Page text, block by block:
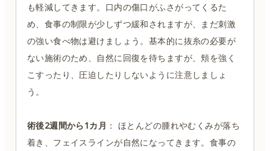
も軽減してきます。口内の傷口がふさがってくるた
め、食事の制限が少しずつ緩和されますが、まだ刺激
の強い食べ物は避けましょう。基本的に抜糸の必要が
ない施術のため、自然に回復を待ちますが、頬を強く
こすったり、圧迫したりしないように注意しましょ
う。
術後2週間から1カ月 ： ほとんどの腫れやむくみが落ち
着き、フェイスラインが自然になってきます。食事の